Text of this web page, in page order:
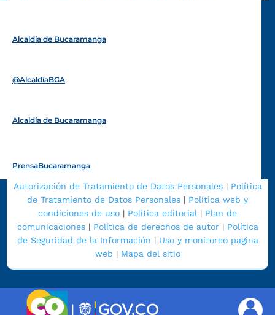
Alcaldía de Bucaramanga
@AlcaldíaBGA
Alcaldía de Bucaramanga
PrensaBucaramanga
Autorización de Tratamiento de Datos Personales| Política
de Tratamiento de Datos Personales | Política web y
condiciones de uso | Política editorial | Plan de
comunicaciones| Política de derechos de autor| Política
de Seguridad de la Información | Uso y monitoreo pagina
web | Mapa del sitio
|